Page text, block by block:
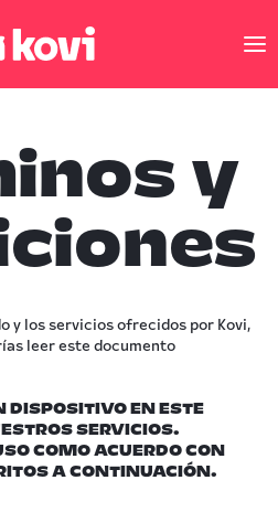
y
y los servicios ofrecidos por Kovi,
leer este documento
DISPOSITIVO EN ESTE
SERVICIOS.
COMO ACUERDO CON
A CONTINUACIÓN.